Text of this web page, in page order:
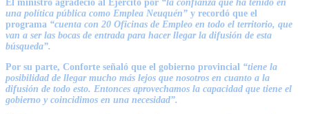
El ministro agradeció al Ejército por “la confianza que ha tenido en
una política pública como Emplea Neuquén” y recordó que el
programa “cuenta con 20 Oficinas de Empleo en todo el territorio, que
van a ser las bocas de entrada para hacer llegar la difusión de esta
búsqueda”.
Por su parte, Conforte señaló que el gobierno provincial “tiene la
posibilidad de llegar mucho más lejos que nosotros en cuanto a la
difusión de todo esto. Entonces aprovechamos la capacidad que tiene el
gobierno y coincidimos en una necesidad”.